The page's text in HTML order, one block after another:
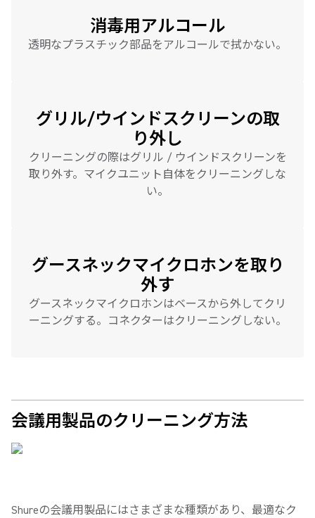
消毒用アルコール
透明なプラスチック部品をアルコールで拭かない。
グリル/ウインドスクリーンの取
り外し
クリーニングの際はグリル / ウインドスクリーンを
取り外す。マイクユニット自体をクリーニングしな
い。
グースネックマイクロホンを取り
外す
グースネックマイクロホンはベースから外してクリ
ーニングする。コネクターはクリーニングしない。
会議用製品のクリーニング方法
Shureの会議用製品にはさまざまな種類があり、最適なク